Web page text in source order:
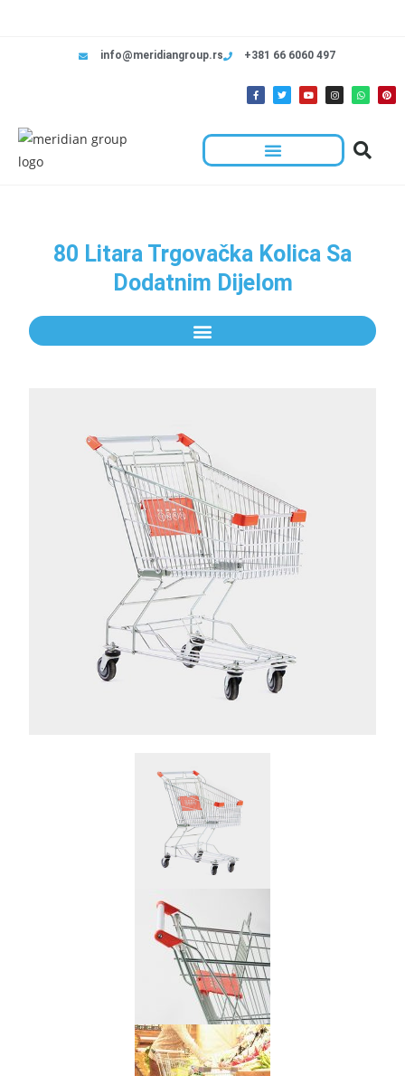
info@meridiangroup.rs +381 66 6060 497
80 Litara Trgovačka Kolica Sa
Dodatnim Dijelom